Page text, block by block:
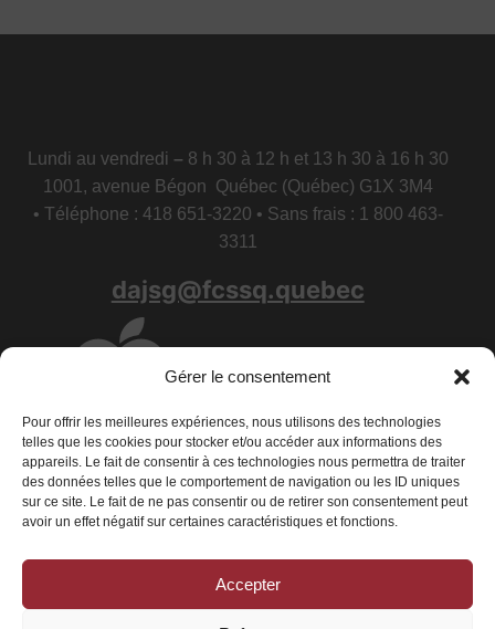
Gérer le consentement
Pour offrir les meilleures expériences, nous utilisons des technologies
telles que les cookies pour stocker et/ou accéder aux informations des
appareils. Le fait de consentir à ces technologies nous permettra de traiter
des données telles que le comportement de navigation ou les ID uniques
sur ce site. Le fait de ne pas consentir ou de retirer son consentement peut
avoir un effet négatif sur certaines caractéristiques et fonctions.
Accepter
Lundi au vendredi – 8 h 30 à 12 h et 13 h 30 à 16 h 30
1001, avenue Bégon Québec (Québec) G1X 3M4
• Téléphone : 418 651-3220 • Sans frais : 1 800 463-
3311
dajsg@fcssq.quebec
Déclaration de confidentialité